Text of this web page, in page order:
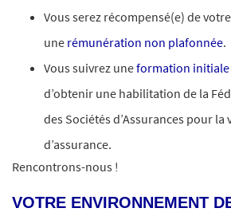
Vous serez récompensé(e) de
une rémunération non plafonnée.
Vous suivrez uneformation initiale
d’obtenir une habilitation de la
des Sociétés d’Assurances pour
d’assurance.
Rencontrons-nous !
VOTRE ENVIRONNEMENT